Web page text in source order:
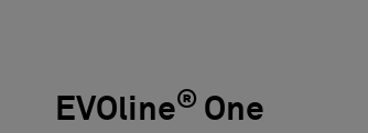
EVOline® One